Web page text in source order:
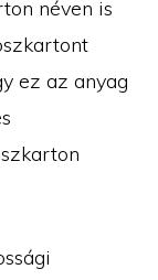
néven is
ez az anyag